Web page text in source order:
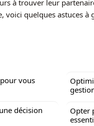
à trouver leur
voici quelques astuces à
vous
décision
Opter